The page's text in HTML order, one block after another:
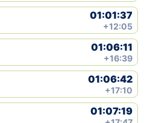
01:01:37
+12:05
01:06:11
+16:39
01:06:42
+17:10
01:07:19